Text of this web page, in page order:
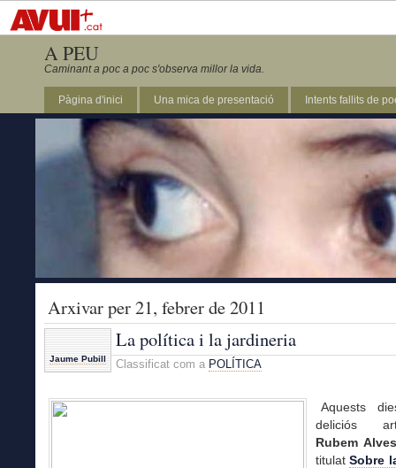
A PEU
Caminant a poc a poc s'observa millor la vida.
Pàgina d'inici Una mica de presentació Intents fallits de
Arxivar per 21, febrer de 2011
Jaume Pubill
La política i la jardineria
Classificat com a POLÍTICA
Aquests
deliciós
Rubem
titulatSobre